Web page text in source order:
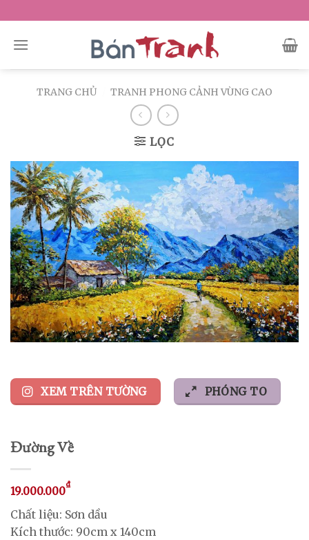
to
content
TRANG CHỦ TRANH PHONG CẢNH VÙNG CAO
LỌC
XEM TRÊN TƯỜNG PHÓNG TO
Đường Về
19.000.000₫
Chất liệu: Sơn dầu
Kích thước: 90cm x 140cm